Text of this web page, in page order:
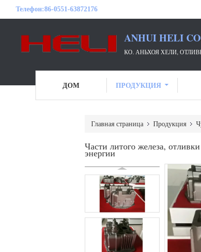
Телефон:86-0551-63872176
ANHUI HELI
КО. АНЬХОЯ ХЕЛИ,
ДОМ ПРОДУКЦИЯ
Главная страница Продукция
Части литого железа,
энергии